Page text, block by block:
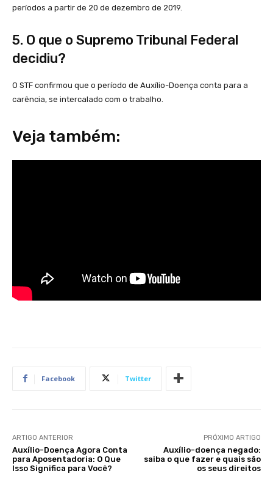
períodos a partir de 20 de dezembro de 2019.
5. O que o Supremo Tribunal Federal
decidiu?
O STF confirmou que o período de Auxílio-Doença conta para a
carência, se intercalado com o trabalho.
Veja também:
Facebook Twitter
ARTIGO ANTERIOR
Auxílio-Doença Agora Conta
para Aposentadoria: O Que
Isso Significa para Você?
PRÓXIMO ARTIGO
Auxílio-doença negado:
saiba o que fazer e quais são
os seus direitos